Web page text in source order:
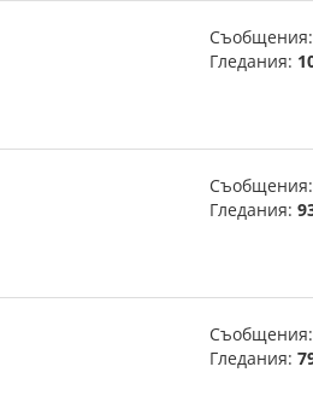
Съобщения:
Гледания:
Съобщения:
Гледания:
Съобщения:
Гледания: